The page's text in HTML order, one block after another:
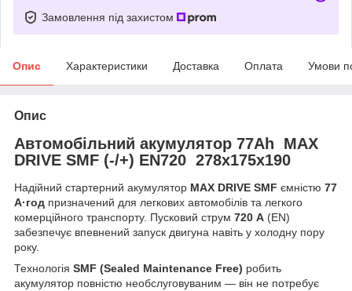
Замовлення під захистом
Опис Характеристики Доставка Оплата Умови
Опис
Автомобільний акумулятор 77Ah MAX
DRIVE SMF (-/+) EN720 278x175x190
Надійний стартерний акумулятор MAX DRIVE SMF ємністю 77
А·год призначений для легкових автомобілів та легкого
комерційного транспорту. Пусковий струм 720 А (EN)
забезпечує впевнений запуск двигуна навіть у холодну пору
року.
Технологія SMF (Sealed Maintenance Free) робить
акумулятор повністю необслуговуваним — він не потребує